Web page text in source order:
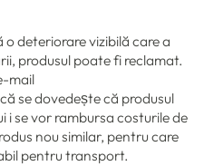
o deteriorare vizibilă care a
produsul poate fi reclamat.
mail
se dovedește că produsul
se vor rambursa costurile de
nou similar, pentru care
pentru transport.